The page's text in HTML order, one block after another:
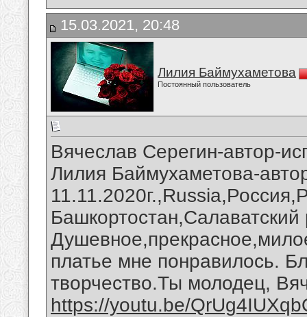
15.03.2021, 20:48
Лилия Баймухаметова
Постоянный пользователь
Вячеслав Серегин-автор-
Лилия Баймухаметова-
платье мне понравилось.
творчество.Ты молодец,
https://youtu.be/